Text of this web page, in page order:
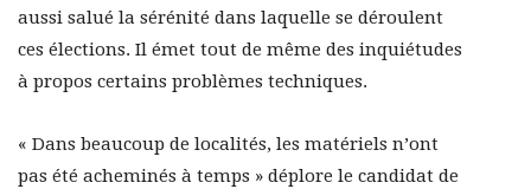
aussi salué la sérénité dans laquelle se déroulent
ces élections. Il émet tout de même des inquiétudes
à propos certains problèmes techniques.
« Dans beaucoup de localités, les matériels n’ont
pas été acheminés à temps » déplore le candidat de